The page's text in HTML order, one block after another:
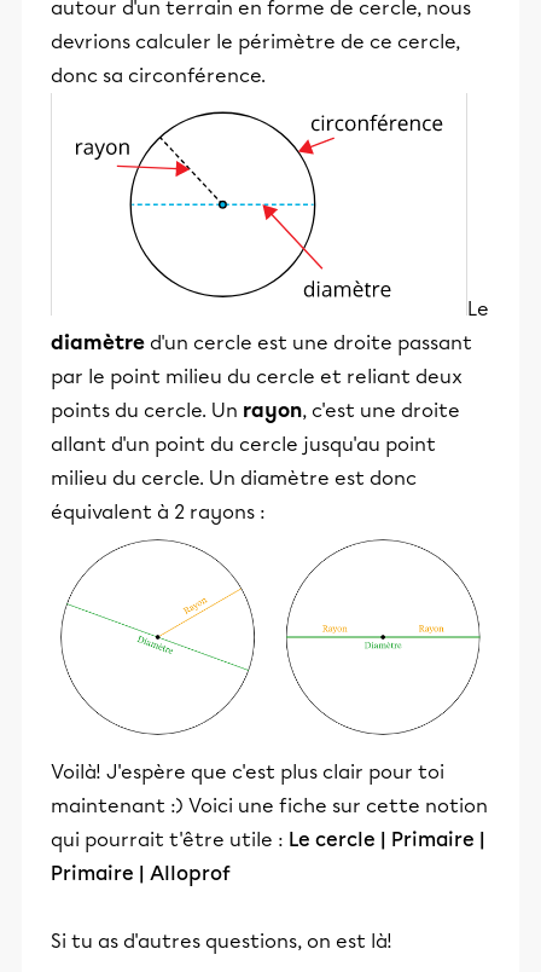
autour d'un terrain en forme de cercle, nous
devrions calculer le périmètre de ce cercle,
donc sa circonférence.
Le
diamètre d'un cercle est une droite passant
par le point milieu du cercle et reliant deux
points du cercle. Un rayon, c'est une droite
allant d'un point du cercle jusqu'au point
milieu du cercle. Un diamètre est donc
équivalent à 2 rayons :
Voilà! J'espère que c'est plus clair pour toi
maintenant :) Voici une fiche sur cette notion
qui pourrait t'être utile : Le cercle | Primaire |
Primaire | Alloprof
Si tu as d'autres questions, on est là!